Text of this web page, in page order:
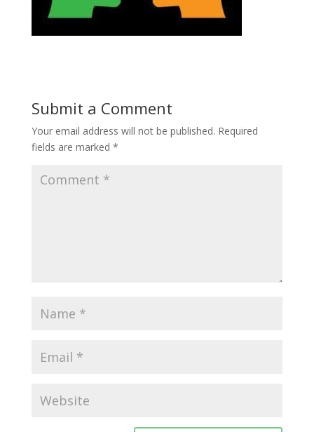
Submit a Comment
Your email address will not be published. Required
fields are marked *